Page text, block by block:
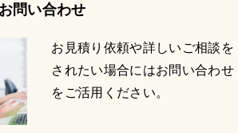
問い合わせ
お見積り依頼や詳しいご相談を
されたい場合にはお問い合わせ
をご活用ください。